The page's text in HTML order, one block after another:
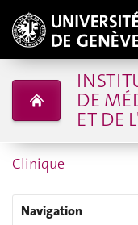
DE
ET DE
Clinique
Navigation